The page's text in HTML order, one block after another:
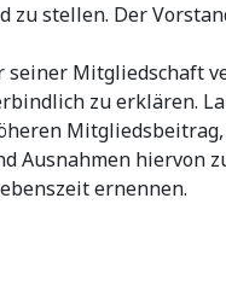
stellen. Der
seiner Mitgliedschaft
zu erklären.
Ausnahmen hiervon
ernennen.